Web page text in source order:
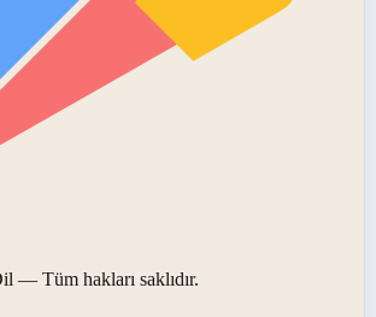
— Tüm hakları saklıdır.